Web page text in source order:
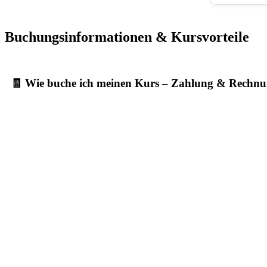
Buchungsinformationen & Kursvorteile
🧾 Wie buche ich meinen Kurs – Zahlung &